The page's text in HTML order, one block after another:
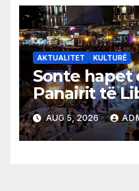
AKTUALITET KULTURË
Sonte hapet
Panairit të
AUG 5, 2026